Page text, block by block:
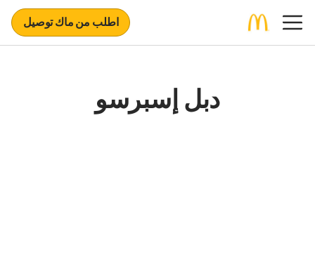
اطلب من ماك توصيل
دبل إسبرسو